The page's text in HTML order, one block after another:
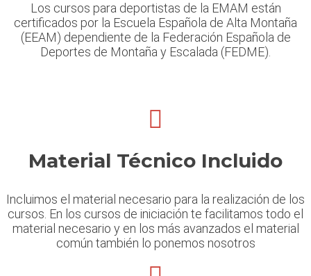
Los cursos para deportistas de la EMAM están
certificados por la Escuela Española de Alta Montaña
(EEAM) dependiente de la Federación Española de
Deportes de Montaña y Escalada (FEDME).
Material Técnico Incluido
Incluimos el material necesario para la realización de los
cursos. En los cursos de iniciación te facilitamos todo el
material necesario y en los más avanzados el material
común también lo ponemos nosotros